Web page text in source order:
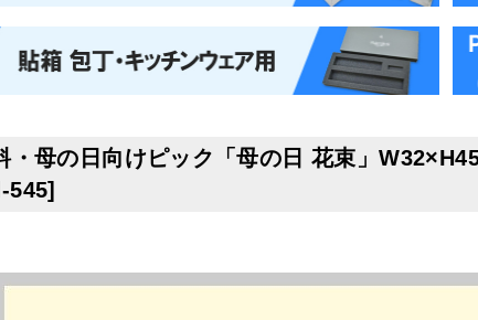
・母の日向けピック「母の日 花束」
545]